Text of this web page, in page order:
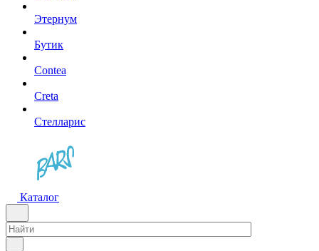
Этернум
Бутик
Contea
Creta
Стелларис
Каталог